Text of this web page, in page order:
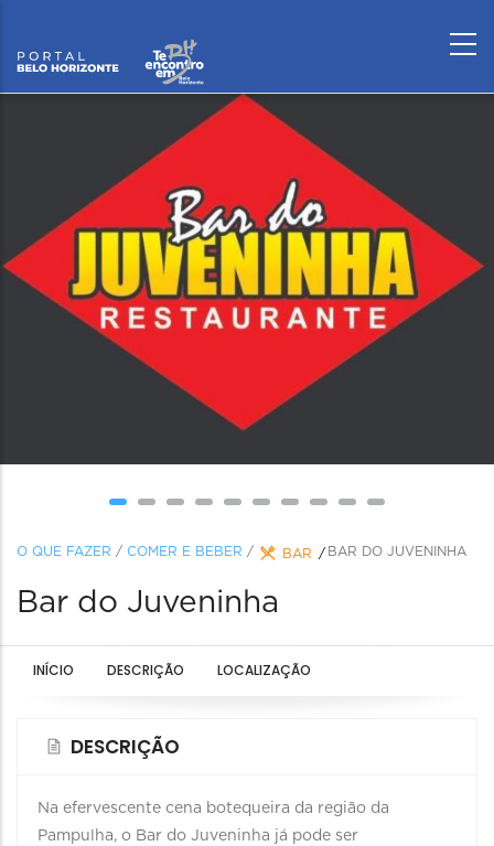
O QUE FAZER / COMER E BEBER / BAR BAR DO JUVENINHA
Bar do Juveninha
INÍCIO DESCRIÇÃO LOCALIZAÇÃO
DESCRIÇÃO
Na efervescente cena botequeira da região da
Pampulha, o Bar do Juveninha já pode ser